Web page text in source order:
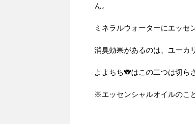
ん。
ミネラルウォーターにエッセ
消臭効果があるのは、ユーカ
よよちち🐨はこの二つは切
※エッセンシャルオイルのこ